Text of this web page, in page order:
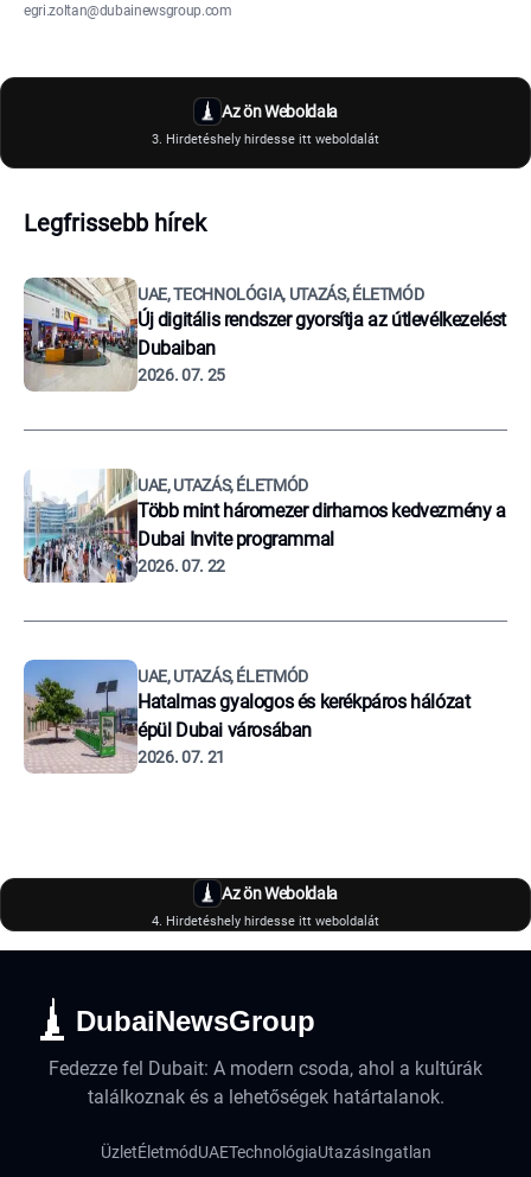
egri.zoltan@dubainewsgroup.com
Az ön Weboldala
3. Hirdetéshely hirdesse itt weboldalát
Legfrissebb hírek
UAE, TECHNOLÓGIA, UTAZÁS, ÉLETMÓD
Új digitális rendszer gyorsítja az útlevélkezelést
Dubaiban
2026. 07. 25
UAE, UTAZÁS, ÉLETMÓD
Több mint háromezer dirhamos kedvezmény a
Dubai Invite programmal
2026. 07. 22
UAE, UTAZÁS, ÉLETMÓD
Hatalmas gyalogos és kerékpáros hálózat
épül Dubai városában
2026. 07. 21
Az ön Weboldala
4. Hirdetéshely hirdesse itt weboldalát
DubaiNewsGroup
Fedezze fel Dubait: A modern csoda, ahol a kultúrák
találkoznak és a lehetőségek határtalanok.
ÜzletÉletmódUAETechnológiaUtazásIngatlan